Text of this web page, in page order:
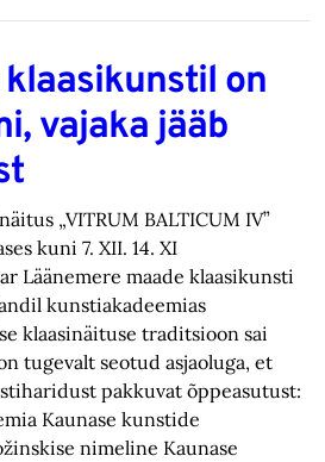
on
vajaka jääb
„VITRUM BALTICUM IV”
kuni 7. XII. 14. XI
Läänemere maade klaasikunsti
kunstiakadeemias
klaasinäituse traditsioon sai
tugevalt seotud asjaoluga, et
pakkuvat õppeasutust:
Kaunase kunstide
nimeline Kaunase